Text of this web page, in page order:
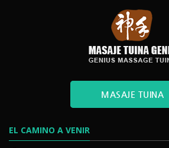
MASAJE TUINA
EL CAMINO A VENIR